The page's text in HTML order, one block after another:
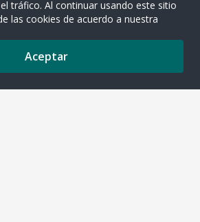
tráfico. Al continuar usando este sitio
las cookies de acuerdo a nuestra
Aceptar